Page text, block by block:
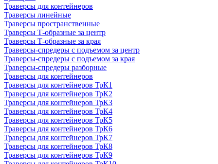
Траверсы для контейнеров
Траверсы линейные
Траверсы пространственные
Траверсы Т-образные за центр
Траверсы Т-образные за края
Траверсы-спредеры с подъемом за центр
Траверсы-спредеры с подъемом за края
Траверсы-спредеры разборные
Траверсы для контейнеров
Траверсы для контейнеров ТрК1
Траверсы для контейнеров ТрК2
Траверсы для контейнеров ТрК3
Траверсы для контейнеров ТрК4
Траверсы для контейнеров ТрК5
Траверсы для контейнеров ТрК6
Траверсы для контейнеров ТрК7
Траверсы для контейнеров ТрК8
Траверсы для контейнеров ТрК9